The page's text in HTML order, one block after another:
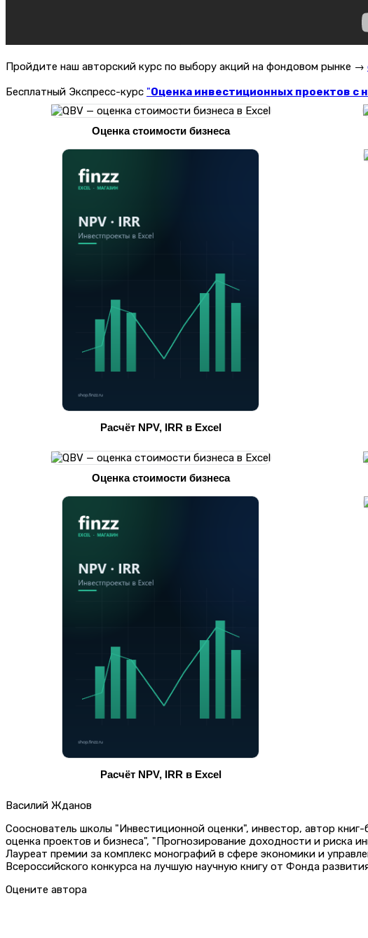
Пройдите наш авторский курс по выбору акций на фондовом рынке →
Бесплатный Экспресс-курс "Оценка инвестиционных проектов с
Оценка стоимости бизнеса
Расчёт NPV, IRR в Excel
Оценка стоимости бизнеса
Расчёт NPV, IRR в Excel
Василий Жданов
Сооснователь школы "Инвестиционной оценки", инвестор, автор
оценка проектов и бизнеса", "Прогнозирование доходности и
Лауреат премии за комплекс монографий в сфере экономики и
Всероссийского конкурса на лучшую научную книгу от Фонда
Оцените автора